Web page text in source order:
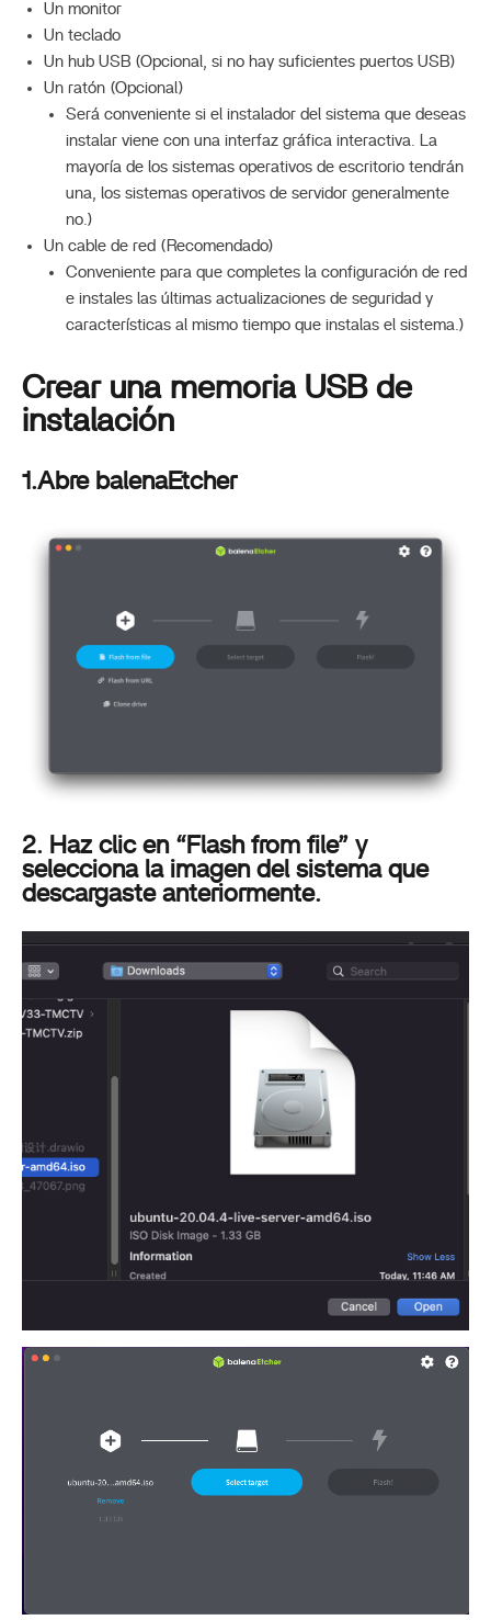
Un monitor
Un teclado
Un hub USB (Opcional, si no hay suficientes puertos USB)
Un ratón (Opcional)
Será conveniente si el instalador del sistema que deseas
instalar viene con una interfaz gráfica interactiva. La
mayoría de los sistemas operativos de escritorio tendrán
una, los sistemas operativos de servidor generalmente
no.)
Un cable de red (Recomendado)
Conveniente para que completes la configuración de red
e instales las últimas actualizaciones de seguridad y
características al mismo tiempo que instalas el sistema.)
Crear una memoria USB de
instalación
1.Abre balenaEtcher
2. Haz clic en “Flash from file” y
selecciona la imagen del sistema que
descargaste anteriormente.